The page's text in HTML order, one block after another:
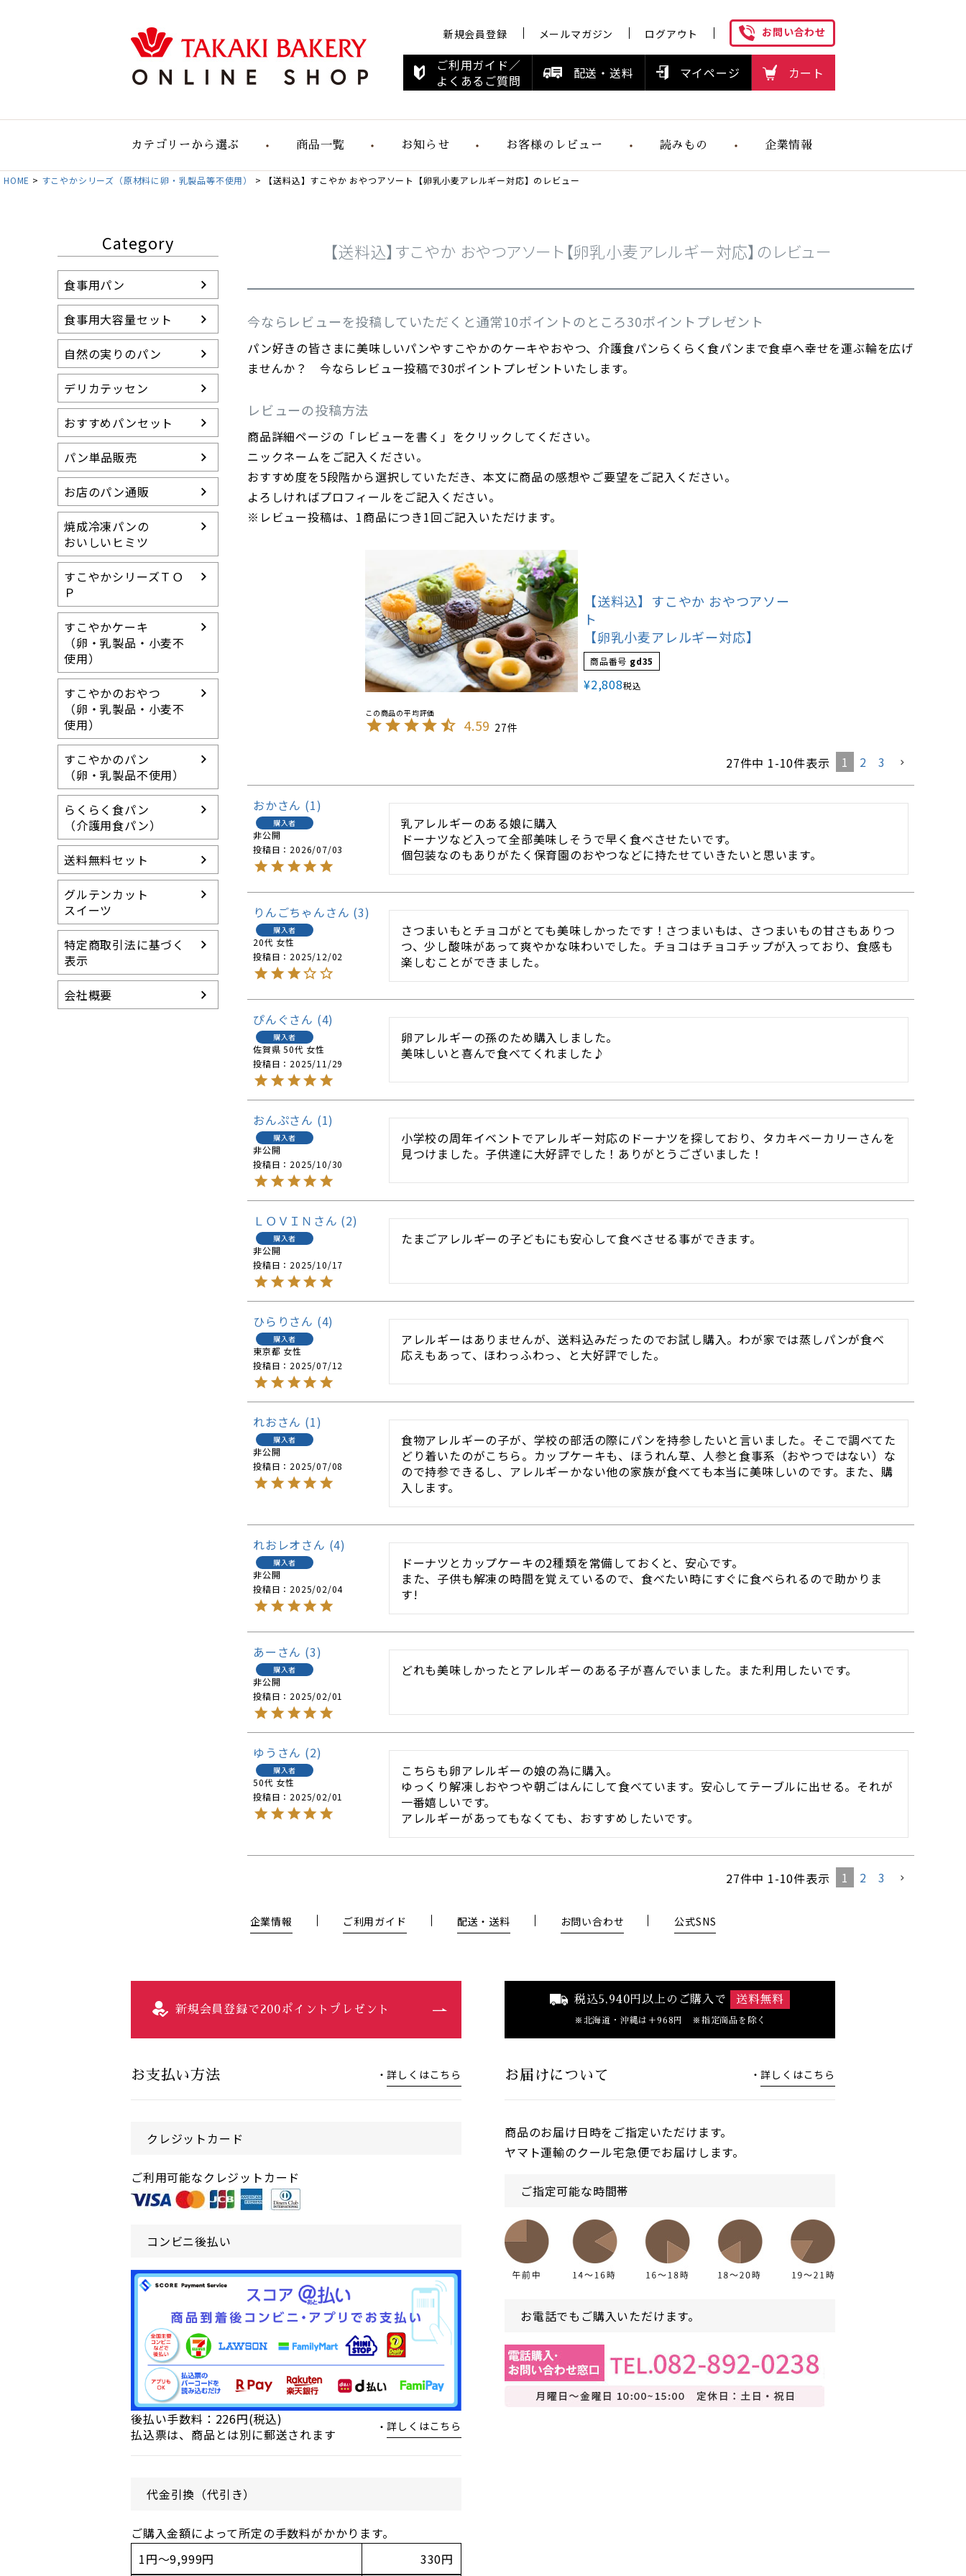
新規会員登録 メールマガジン ログアウト お問い合わせ
ご利用ガイド／
よくあるご質問
配送・送料 マイページ カート
カテゴリーから選ぶ
食事用のパン
デリカテッセン
パン単品販売
お店のパン通販
冷凍パンの特徴
（卵・乳製品等不使用）
らくらく食パン
（介護用食パン）
15周年アニバーサ
リー
送料無料セット
グルテンカット スイ
ーツ
商品一覧 お知らせ
お知らせ
らくらく食パ
お客様のレビュー 読みもの 企業情報
HOME すこやかシリーズ（原材料に卵・乳製品等不使用） 【送料込】すこやか おやつアソート【卵乳小麦アレルギー対応】のレビュー
Category
食事用パン
食事用大容量セット
自然の実りのパン
デリカテッセン
おすすめパンセット
パン単品販売
お店のパン通販
焼成冷凍パンの
おいしいヒミツ
すこやかシリーズＴＯ
Ｐ
すこやかケーキ
（卵・乳製品・小麦不
使用）
すこやかのおやつ
（卵・乳製品・小麦不
使用）
すこやかのパン
（卵・乳製品不使用）
らくらく食パン
（介護用食パン）
送料無料セット
グルテンカット
スイーツ
特定商取引法に基づく
表示
会社概要
【送料込】すこやか おやつアソート【卵乳小麦アレルギー対応】のレビュー
今ならレビューを投稿していただくと通常10ポイントのところ30ポイントプレゼント
パン好きの皆さまに美味しいパンやすこやかのケーキやおやつ、介護食パンらくらく食パンまで食卓へ幸せを運ぶ輪を広げ
ませんか？ 今ならレビュー投稿で30ポイントプレゼントいたします。
レビューの投稿方法
商品詳細ページの「レビューを書く」をクリックしてください。
ニックネームをご記入ください。
おすすめ度を5段階から選択していただき、本文に商品の感想やご要望をご記入ください。
よろしければプロフィールをご記入ください。
※レビュー投稿は、1商品につき1回ご記入いただけます。
【送料込】すこやか おやつアソー
ト
【卵乳小麦アレルギー対応】
商品番号 gd35
¥2,808税込
4.59 27
27件中 1-10件表示 1 2 3
おか 1
購入者
非公開
投稿日
2026/07/03
乳アレルギーのある娘に購入
ドーナツなど入って全部美味しそうで早く食べさせたいです。
個包装なのもありがたく保育園のおやつなどに持たせていきたいと思います。
りんごちゃん 3
購入者
20代 女性
投稿日
2025/12/02
さつまいもとチョコがとても美味しかったです！さつまいもは、さつまいもの甘さもありつ
つ、少し酸味があって爽やかな味わいでした。チョコはチョコチップが入っており、食感も
楽しむことができました。
ぴんぐ 4
購入者
佐賀県 50代 女性
投稿日
2025/11/29
卵アレルギーの孫のため購入しました。
美味しいと喜んで食べてくれました♪
おんぷ 1
購入者
非公開
投稿日
2025/10/30
小学校の周年イベントでアレルギー対応のドーナツを探しており、タカキベーカリーさんを
見つけました。子供達に大好評でした！ありがとうございました！
ＬＯＶＩＮ 2
購入者
非公開
投稿日
2025/10/17
たまごアレルギーの子どもにも安心して食べさせる事ができます。
ひらり 4
購入者
東京都 女性
投稿日
2025/07/12
アレルギーはありませんが、送料込みだったのでお試し購入。わが家では蒸しパンが食べ
応えもあって、ほわっふわっ、と大好評でした。
れお 1
購入者
非公開
投稿日
2025/07/08
食物アレルギーの子が、学校の部活の際にパンを持参したいと言いました。そこで調べてた
どり着いたのがこちら。カップケーキも、ほうれん草、人参と食事系（おやつではない）な
ので持参できるし、アレルギーかない他の家族が食べても本当に美味しいのです。また、購
入します。
れおレオ 4
購入者
非公開
投稿日
2025/02/04
ドーナツとカップケーキの2種類を常備しておくと、安心です。
また、子供も解凍の時間を覚えているので、食べたい時にすぐに食べられるので助かりま
す!
あー 3
購入者
非公開
投稿日
2025/02/01
どれも美味しかったとアレルギーのある子が喜んでいました。また利用したいです。
ゆう 2
購入者
50代 女性
投稿日
2025/02/01
こちらも卵アレルギーの娘の為に購入。
ゆっくり解凍しおやつや朝ごはんにして食べています。安心してテーブルに出せる。それが
一番嬉しいです。
アレルギーがあってもなくても、おすすめしたいです。
27件中 1-10件表示 1 2 3
企業情報 ご利用ガイド 配送・送料 お問い合わせ 公式SNS
新規会員登録で200ポイントプレゼント
税込5,940円以上のご購入で 送料無料
北海道・沖縄は＋968円 ※指定商品を除く
お支払い方法 詳しくはこちら お届けについて 詳しくはこちら
クレジットカード
ご利用可能なクレジットカード
商品のお届け日時をご指定いただけます。
ヤマト運輸のクール宅急便でお届けします。
ご指定可能な時間帯
お電話でもご購入いただけます。
コンビニ後払い
後払い手数料：226円(税込)
払込票は、商品とは別に郵送されます
詳しくはこちら
代金引換（代引き）
ご購入金額によって所定の手数料がかかります。
1円～9,999円
330円